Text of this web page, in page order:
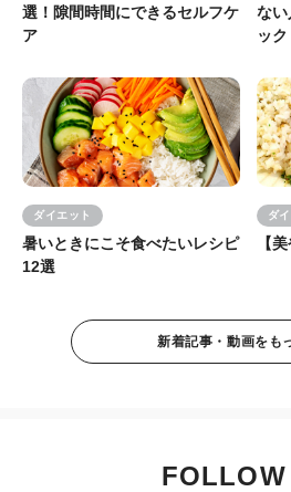
選！隙間時間にできるセルフケ
ア
ない
ック
ダイエット
暑いときにこそ食べたいレシピ
12選
ダ
【
新着記事・動画をも
FOLLOW